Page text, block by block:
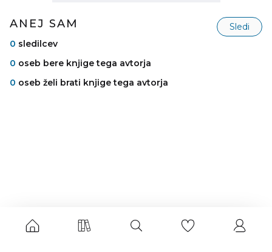
ANEJ SAM
Sledi
0 sledilcev
0 oseb bere knjige tega avtorja
0 oseb želi brati knjige tega avtorja